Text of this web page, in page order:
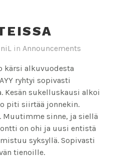
in Announcements
kärsi alkuvuodesta
ryhtyi sopivasti
Kesän sukelluskausi alkoi
piti siirtää jonnekin.
sinne, ja siellä
on ohi ja uusi entistä
syksyllä. Sopivasti
tienoille.